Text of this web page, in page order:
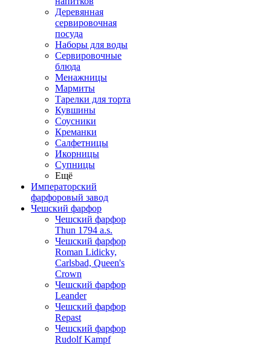
Деревянная
сервировочная
посуда
Наборы для воды
Сервировочные
блюда
Менажницы
Мармиты
Тарелки для торта
Кувшины
Соусники
Креманки
Салфетницы
Икорницы
Супницы
Ещё
Императорский
фарфоровый завод
Чешский фарфор
Чешский фарфор
Thun 1794 a.s.
Чешский фарфор
Roman Lidicky,
Carlsbad, Queen's
Crown
Чешский фарфор
Leander
Чешский фарфор
Repast
Чешский фарфор
Rudolf Kampf